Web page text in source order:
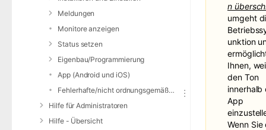
Meldungen
Monitore anzeigen
Status setzen
Eigenbau/Programmierung
App (Android und iOS)
Fehlerhafte/nicht ordnungsgemäße Alarmierung
Hilfe für Administratoren
Hilfe - Übersicht
n
umgeht
unktion
Ihnen,
den Ton
innerhalb
App
Wenn Sie